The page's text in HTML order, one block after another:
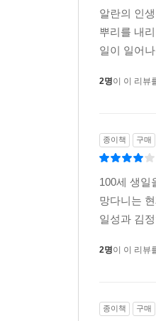
거짓말이 들통
역사까지 완전
알란의 인
뿌리를 내
일이 일어
2명이 이 리뷰
종이책 구매
100세 생일
망다니는
일성과 김
2명이 이 리뷰
종이책 구매